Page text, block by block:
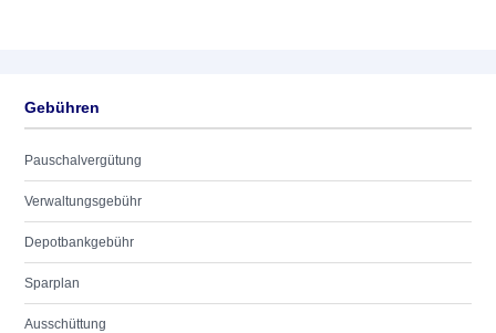
Gebühren
Pauschalvergütung
Verwaltungsgebühr
Depotbankgebühr
Sparplan
Ausschüttung